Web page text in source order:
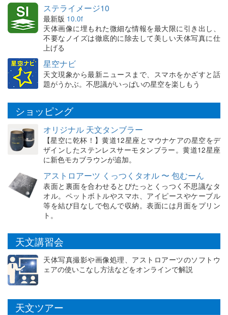
ステライメージ10
最新版 10.0f
天体画像に埋もれた微細な情報を最大限に引き出し、
不要なノイズは徹底的に除去して美しい天体写真に仕
上げる
星空ナビ
天文現象から最新ニュースまで、スマホをかざすと話
題がうかぶ。不思議がいっぱいの星空を楽しもう
ショッピング
オリジナル 天文タンブラー
【星空に乾杯！】黄道12星座とマウナケアの星空をデ
ザインしたステンレスサーモタンブラー。黄道12星座
に新色モカブラウンが追加。
アストロアーツ くっつくタオル 〜 包むーん
表面と裏面を合わせるとぴたっとくっつく不思議なタ
オル。ペットボトルやスマホ、アイピースやケーブル
等を結び目なしで包んで収納。表面には月面をプリン
ト。
天文講習会
天体写真撮影や画像処理、アストロアーツのソフトウ
ェアの使いこなし方法などをオンラインで解説
天文ツアー